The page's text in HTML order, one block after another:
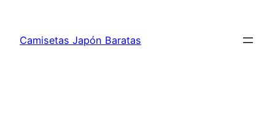
contenido
Camisetas Japón Baratas